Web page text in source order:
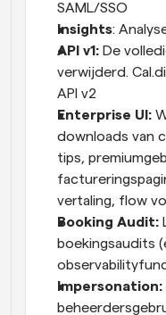
SAML/SSO
Insights:
API v1: De
verwijderd.
API v2
Enterprise UI:
downloads van
tips,
vertaling, flow
Booking Audit:
boekingsaudits
Impersonation: